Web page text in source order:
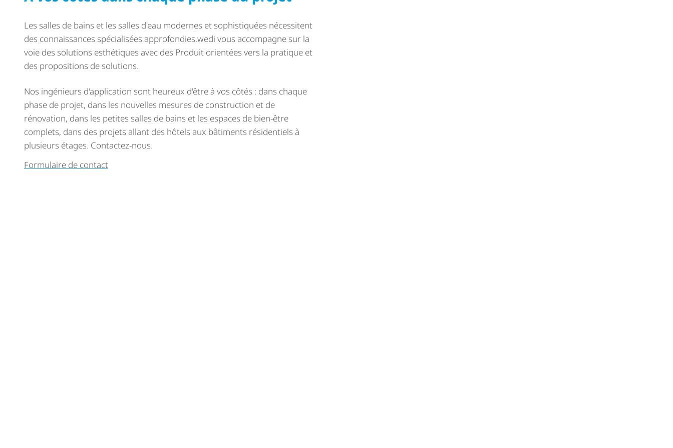
Les salles de bains et les salles d'eau modernes et sophistiquées nécessitent
des connaissances spécialisées approfondies.wedi vous accompagne sur la
voie des solutions esthétiques avec des Produit orientées vers la pratique et
des propositions de solutions.
Nos ingénieurs d'application sont heureux d'être à vos côtés : dans chaque
phase de projet, dans les nouvelles mesures de construction et de
rénovation, dans les petites salles de bains et les espaces de bien-être
complets, dans des projets allant des hôtels aux bâtiments résidentiels à
plusieurs étages. Contactez-nous.
Formulaire de contact